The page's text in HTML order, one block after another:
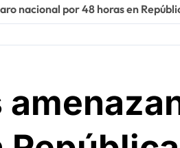
nacional por 48 horas en